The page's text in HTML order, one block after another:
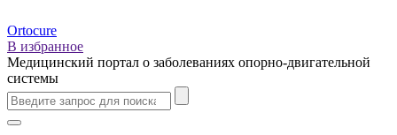
Ortocure
В избранное
Медицинский портал о заболеваниях опорно-двигательной
системы